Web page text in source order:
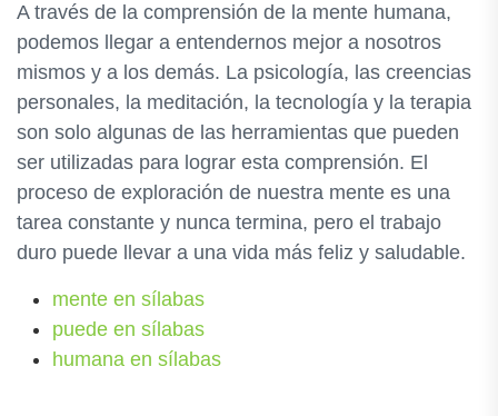
A través de la comprensión de la mente humana,
podemos llegar a entendernos mejor a nosotros
mismos y a los demás. La psicología, las creencias
personales, la meditación, la tecnología y la terapia
son solo algunas de las herramientas que pueden
ser utilizadas para lograr esta comprensión. El
proceso de exploración de nuestra mente es una
tarea constante y nunca termina, pero el trabajo
duro puede llevar a una vida más feliz y saludable.
mente en sílabas
puede en sílabas
humana en sílabas